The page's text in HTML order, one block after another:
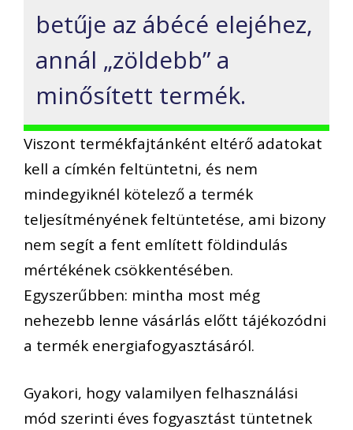
betűje az ábécé elejéhez,
annál „zöldebb” a
minősített termék.
Viszont termékfajtánként eltérő adatokat
kell a címkén feltüntetni, és nem
mindegyiknél kötelező a termék
teljesítményének feltüntetése, ami bizony
nem segít a fent említett földindulás
mértékének csökkentésében.
Egyszerűbben: mintha most még
nehezebb lenne vásárlás előtt tájékozódni
a termék energiafogyasztásáról.
Gyakori, hogy valamilyen felhasználási
mód szerinti éves fogyasztást tüntetnek